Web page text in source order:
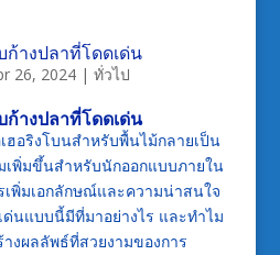
างปลาที่โดดเด่น
26, 2024| ทั่วไป
างปลาที่โดดเด่น
ฮอริงโบนสำหรับพื้นไม้กลายเป็น
เพิ่มขึ้นสำหรับนักออกแบบภายใน
เพิ่มเอกลักษณ์และความน่าสนใจ
นแบบนี้มีที่มาอย่างไร และทำไม
งผลลัพธ์ที่สวยงามของการ